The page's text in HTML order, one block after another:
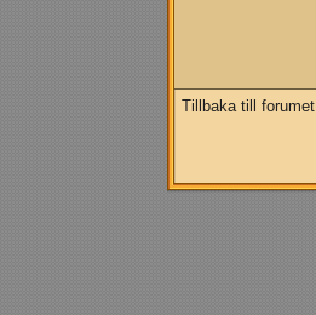
Tillbaka till forumet